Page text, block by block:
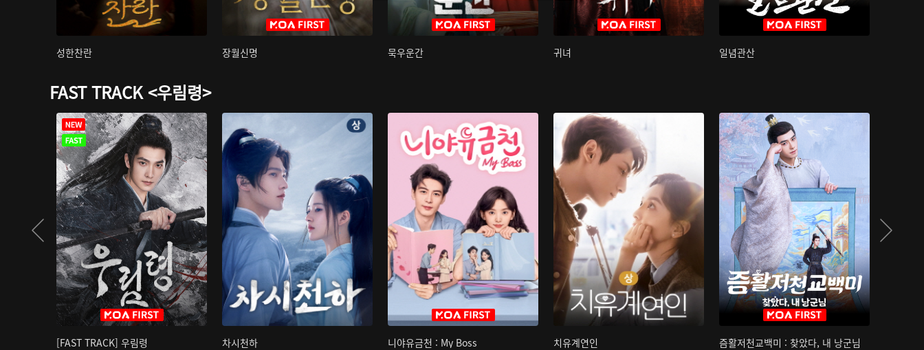
성한찬란 장월신명 묵우운간 귀녀 일념관산
FAST TRACK <우림령>
[FAST TRACK] 우림령 차시천하 니야유금천 : My Boss 치유계연인 즘활저천교백미 : 찾았다, 내 낭군님